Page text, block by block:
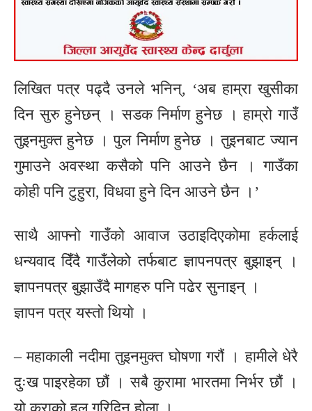
लिखित पत्र पढ्दै उनले भनिन्, ‘अब हाम्रा खुसीका
दिन सुरु हुनेछन् । सडक निर्माण हुनेछ । हाम्रो गाउँ
तुइनमुक्त हुनेछ । पुल निर्माण हुनेछ । तुइनबाट ज्यान
गुमाउने अवस्था कसैको पनि आउने छैन । गाउँका
कोही पनि टुहुरा, विधवा हुने दिन आउने छैन ।’
साथै आफ्नो गाउँको आवाज उठाइदिएकोमा हर्कलाई
धन्यवाद दिँदै गाउँलेको तर्फबाट ज्ञापनपत्र बुझाइन् ।
ज्ञापनपत्र बुझाउँदै मागहरु पनि पढेर सुनाइन् ।
ज्ञापन पत्र यस्ताे थियाे ।
– महाकाली नदीमा तुइनमुक्त घोषणा गरौं । हामीले धेरै
दुःख पाइरहेका छौं । सबै कुरामा भारतमा निर्भर छौं ।